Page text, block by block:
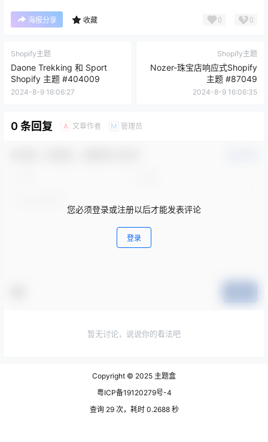
海报分享 收藏 0 0
Shopify主题
Daone Trekking 和 Sport
Shopify 主题 #404009
2024-8-9 16:06:27
Shopify主题
Nozer-珠宝店响应式Shopify
主题 #87049
2024-8-9 16:06:35
0 条回复 A 文章作者 M 管理员
您必须登录或注册以后才能发表评论
登录
暂无讨论，说说你的看法吧
Copyright © 2025 主题盒
粤ICP备19120279号-4
查询 29 次，耗时 0.2688 秒